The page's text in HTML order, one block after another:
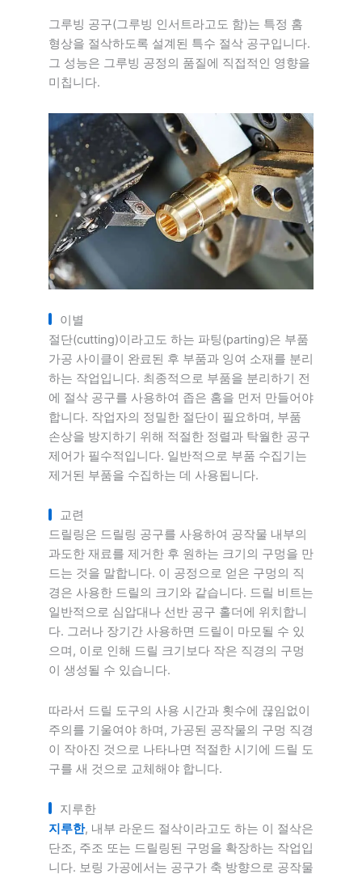
그루빙 공구(그루빙 인서트라고도 함)는 특정 홈
형상을 절삭하도록 설계된 특수 절삭 공구입니다.
그 성능은 그루빙 공정의 품질에 직접적인 영향을
미칩니다.
이별
절단(cutting)이라고도 하는 파팅(parting)은 부품
가공 사이클이 완료된 후 부품과 잉여 소재를 분리
하는 작업입니다. 최종적으로 부품을 분리하기 전
에 절삭 공구를 사용하여 좁은 홈을 먼저 만들어야
합니다. 작업자의 정밀한 절단이 필요하며, 부품
손상을 방지하기 위해 적절한 정렬과 탁월한 공구
제어가 필수적입니다. 일반적으로 부품 수집기는
제거된 부품을 수집하는 데 사용됩니다.
교련
드릴링은 드릴링 공구를 사용하여 공작물 내부의
과도한 재료를 제거한 후 원하는 크기의 구멍을 만
드는 것을 말합니다. 이 공정으로 얻은 구멍의 직
경은 사용한 드릴의 크기와 같습니다. 드릴 비트는
일반적으로 심압대나 선반 공구 홀더에 위치합니
다. 그러나 장기간 사용하면 드릴이 마모될 수 있
으며, 이로 인해 드릴 크기보다 작은 직경의 구멍
이 생성될 수 있습니다.
따라서 드릴 도구의 사용 시간과 횟수에 끊임없이
주의를 기울여야 하며, 가공된 공작물의 구멍 직경
이 작아진 것으로 나타나면 적절한 시기에 드릴 도
구를 새 것으로 교체해야 합니다.
지루한
지루한, 내부 라운드 절삭이라고도 하는 이 절삭은
단조, 주조 또는 드릴링된 구멍을 확장하는 작업입
니다. 보링 가공에서는 공구가 축 방향으로 공작물